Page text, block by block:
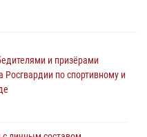
и призёрами
Росгвардии по спортивному и